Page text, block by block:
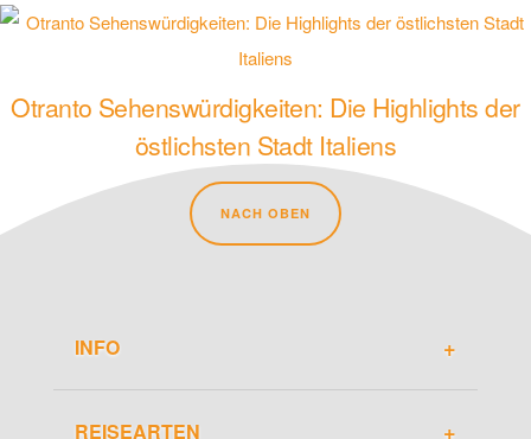
Otranto Sehenswürdigkeiten: Die Highlights der
östlichsten Stadt Italiens
NACH OBEN
INFO
REISEARTEN